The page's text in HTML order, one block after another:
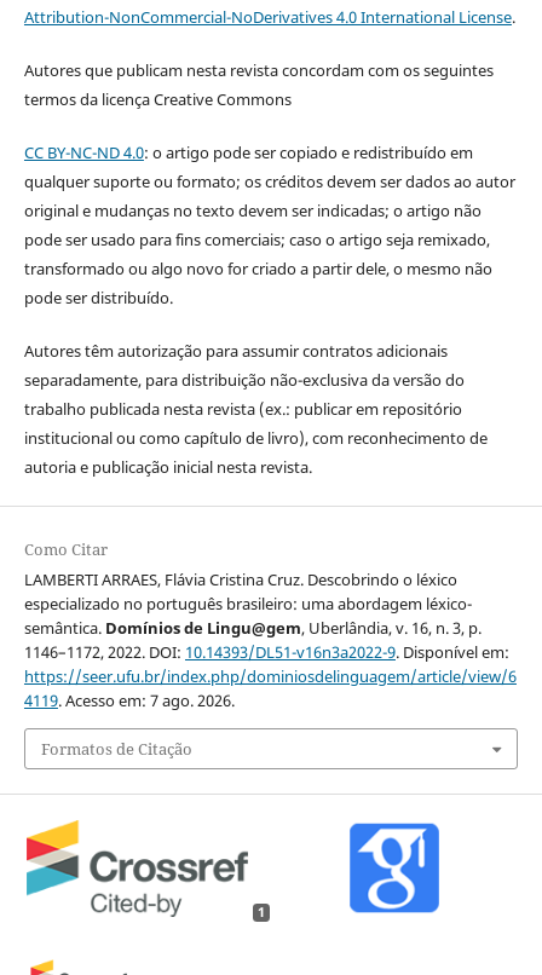
Attribution-NonCommercial-NoDerivatives 4.0 International License.
Autores que publicam nesta revista concordam com os seguintes
termos da licença Creative Commons
CC BY-NC-ND 4.0: o artigo pode ser copiado e redistribuído em
qualquer suporte ou formato; os créditos devem ser dados ao autor
original e mudanças no texto devem ser indicadas; o artigo não
pode ser usado para fins comerciais; caso o artigo seja remixado,
transformado ou algo novo for criado a partir dele, o mesmo não
pode ser distribuído.
Autores têm autorização para assumir contratos adicionais
separadamente, para distribuição não-exclusiva da versão do
trabalho publicada nesta revista (ex.: publicar em repositório
institucional ou como capítulo de livro), com reconhecimento de
autoria e publicação inicial nesta revista.
Como Citar
LAMBERTI ARRAES, Flávia Cristina Cruz. Descobrindo o léxico
especializado no português brasileiro: uma abordagem léxico-
semântica. Domínios de Lingu@gem, Uberlândia, v. 16, n. 3, p.
1146–1172, 2022. DOI: 10.14393/DL51-v16n3a2022-9. Disponível em:
https://seer.ufu.br/index.php/dominiosdelinguagem/article/view/6
4119. Acesso em: 7 ago. 2026.
Formatos de Citação
1